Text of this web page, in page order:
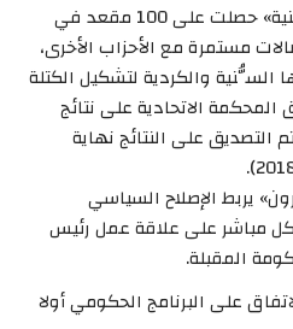
«سائرون» و»الحكمة» و»الوطنية» حصلت على 100 مقعد في
مستمرة مع الأحزاب الأخرى،
والكردية لتشكيل الكتلة
المحكمة الاتحادية على نتائج
التصديق على النتائج نهاية
يربط الإصلاح السياسي
مباشر على علاقة عمل رئيس
المقبلة.
على البرنامج الحكومي أولا